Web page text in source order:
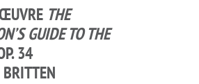
THE
GUIDE TO THE
34